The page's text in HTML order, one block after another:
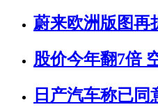
蔚来欧洲版图再
股价今年翻7倍
日产汽车称已